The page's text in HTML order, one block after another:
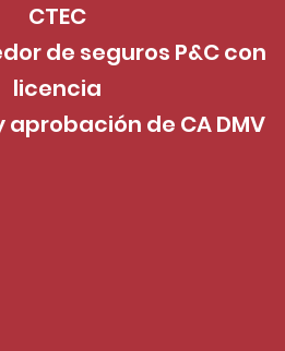
CTEC
de seguros P&C con
licencia
aprobación de CA DMV